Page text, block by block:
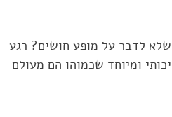
לדבר על מופע חושים? רגע
ומיוחד שכמוהו הם מעולם